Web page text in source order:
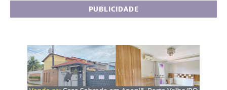
PUBLICIDADE